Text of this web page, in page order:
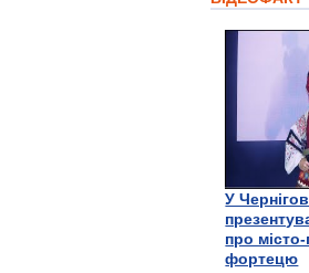
У
про
фортецю